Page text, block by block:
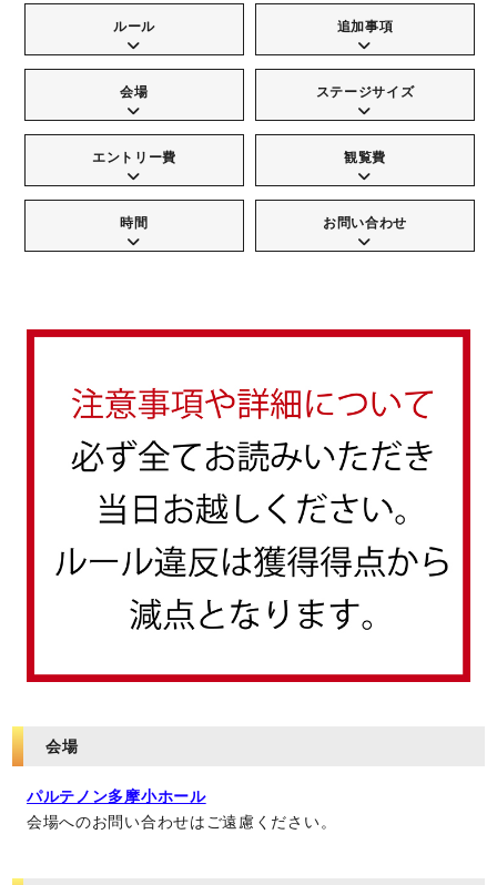
ルール 追加事項
会場 ステージサイズ
エントリー費 観覧費
時間 お問い合わせ
会場
パルテノン多摩小ホール
会場へのお問い合わせはご遠慮ください。